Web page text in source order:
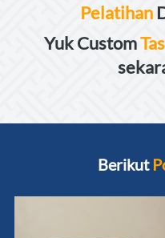
Pelatihan
Yuk Custom
Berikut